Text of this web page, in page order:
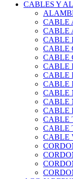
CABLES Y
CABLE
CABLE
CABLE
CABLE
CABLE
CABLE
CABLE
CABLE
CABLE
CABLE
CABLE
CABLE
CABLE
CABLE